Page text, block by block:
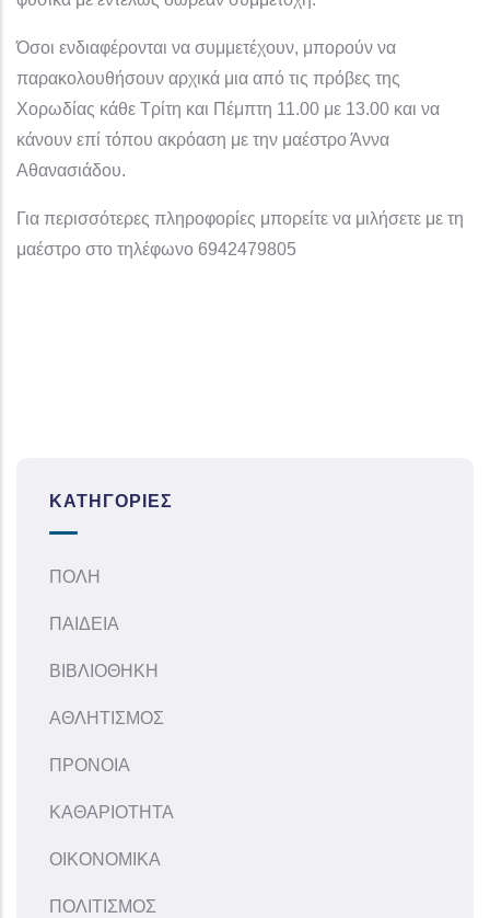
Όσοι ενδιαφέρονται να συμμετέχουν, μπορούν να
παρακολουθήσουν αρχικά μια από τις πρόβες της
Χορωδίας κάθε Τρίτη και Πέμπτη 11.00 με 13.00 και να
κάνουν επί τόπου ακρόαση με την μαέστρο Άννα
Αθανασιάδου.
Για περισσότερες πληροφορίες μπορείτε να μιλήσετε με τη
μαέστρο στο τηλέφωνο 6942479805
ΚΑΤΗΓΟΡΊΕΣ
ΠΟΛΗ
ΠΑΙΔΕΙΑ
ΒΙΒΛΙΟΘΗΚΗ
ΑΘΛΗΤΙΣΜΟΣ
ΠΡΟΝΟΙΑ
ΚΑΘΑΡΙΟΤΗΤΑ
ΟΙΚΟΝΟΜΙΚΑ
ΠΟΛΙΤΙΣΜΟΣ